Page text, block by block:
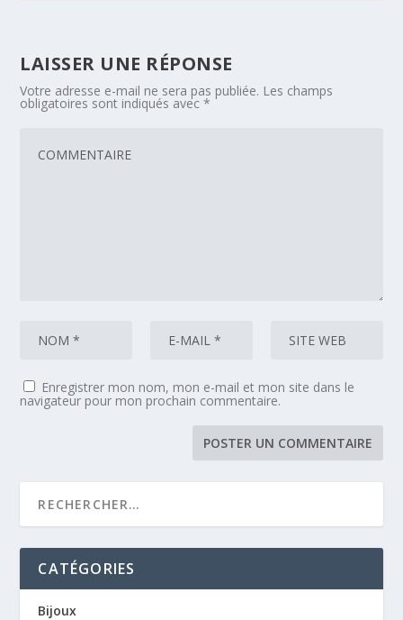
LAISSER UNE RÉPONSE
Votre adresse e-mail ne sera pas publiée. Les champs
obligatoires sont indiqués avec*
Enregistrer mon nom, mon e-mail et mon site dans le
navigateur pour mon prochain commentaire.
CATÉGORIES
Bijoux